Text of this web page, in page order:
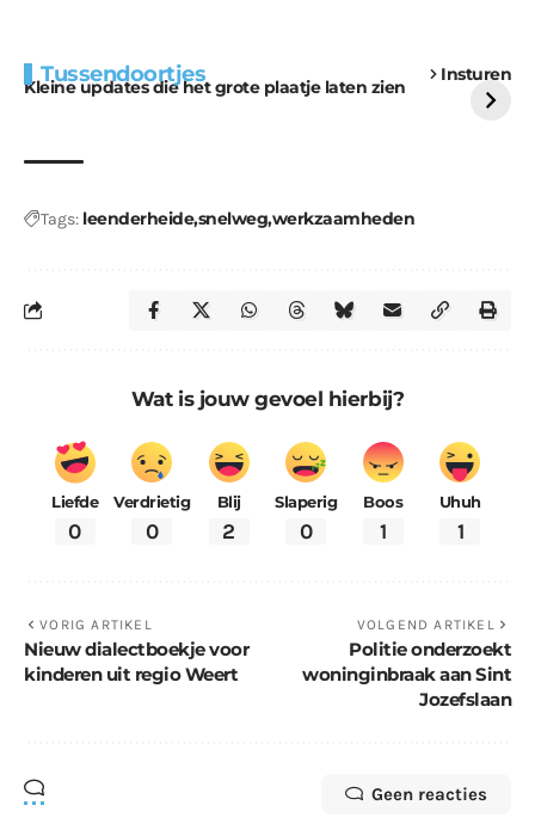
Tussendoortjes Insturen
Kleine updates die het grote plaatje laten zien
voor kabouters
uitdaging
Tags: leenderheidesnelwegwerkzaamheden
Wat is jouw gevoel hierbij?
Liefde
0
Verdrietig
0
Blij
2
Slaperig
0
Boos
1
Uhuh
1
VORIG ARTIKEL
Nieuw dialectboekje voor
kinderen uit regio Weert
VOLGEND ARTIKEL
Politie onderzoekt
woninginbraak aan Sint
Jozefslaan
Geen reacties